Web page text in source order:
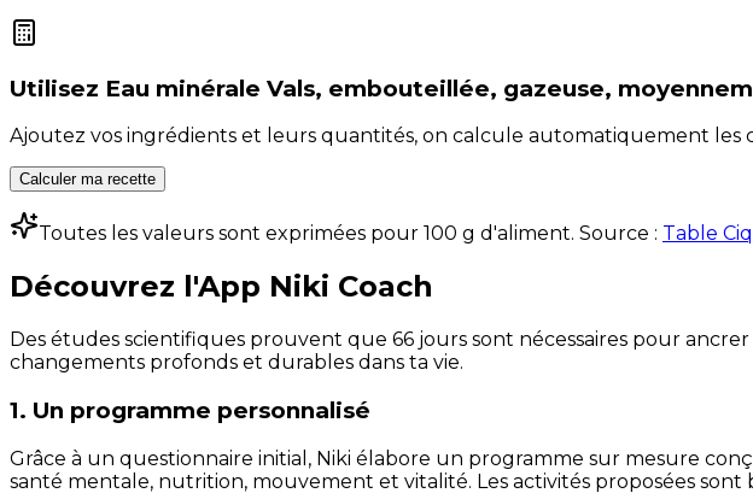
Utilisez Eau minérale Vals, embouteillée, gazeuse,
Ajoutez vos ingrédients et leurs quantités, on calcule automatiquement les
Calculer ma recette
Toutes les valeurs sont exprimées pour 100 g d'aliment. Source : Table
Découvrez l'App Niki Coach
Des études scientifiques prouvent que 66 jours sont nécessaires pour
changements profonds et durables dans ta vie.
1. Un programme personnalisé
Grâce à un questionnaire initial, Niki élabore un programme sur mesure
santé mentale, nutrition, mouvement et vitalité. Les activités proposées